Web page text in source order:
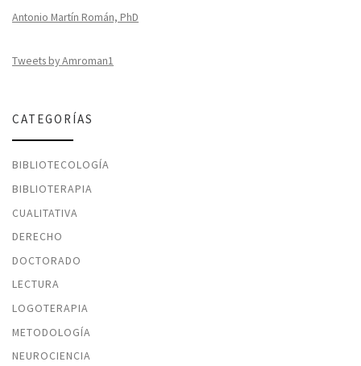
Antonio Martín Román, PhD
Tweets by Amroman1
CATEGORÍAS
BIBLIOTECOLOGÍA
BIBLIOTERAPIA
CUALITATIVA
DERECHO
DOCTORADO
LECTURA
LOGOTERAPIA
METODOLOGÍA
NEUROCIENCIA